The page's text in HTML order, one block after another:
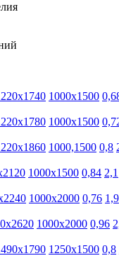
1000х1500
1000х1500
1000,1500 0,8
1000х1500 0,84 2,1
1000х2000 0,76 1,9
1000х2000 0,96
1250х1500 0,8